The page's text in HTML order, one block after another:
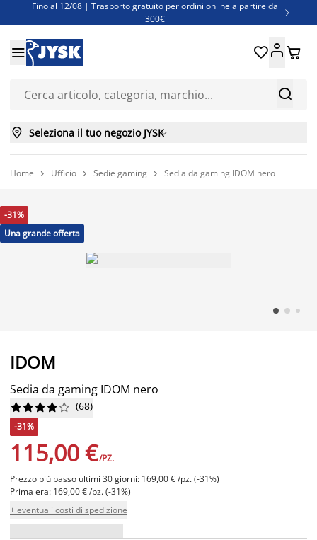
Fino al 12/08 | Trasporto gratuito per ordini online a partire da
300€

Super offerte d'estate | Oltre 1.500 articoli fino al 70%
Finanziamenti - Scegli il piano di rimborso più adatto a te


 
 Seleziona il tuo negozio JYSK
Home  Ufficio  Sedie gaming  Sedia da gaming IDOM nero
-31%
Una grande offerta
IDOM
Sedia da gaming IDOM nero





 (68)
-31%
115,00 €/PZ.
Prezzo più basso ultimi 30 giorni: 169,00 € /pz. (-31%)
Prima era: 169,00 € /pz. (-31%)
+ eventuali costi di spedizione